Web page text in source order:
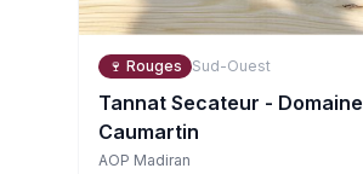
🍷 Rouges Sud-Ouest
Tannat Secateur - Domaine
Caumartin
AOP Madiran